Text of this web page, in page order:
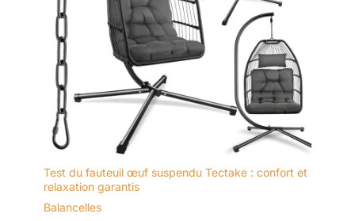
Test du fauteuil œuf suspendu Tectake : confort et
relaxation garantis
Balancelles